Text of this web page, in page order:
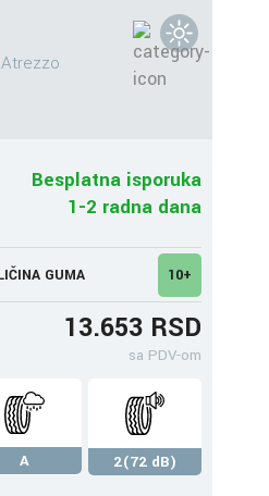
Besplatna isporuka
1-2 radna dana
GUMA 10+
13.653 RSD
sa PDV-om
A
2(72 dB)